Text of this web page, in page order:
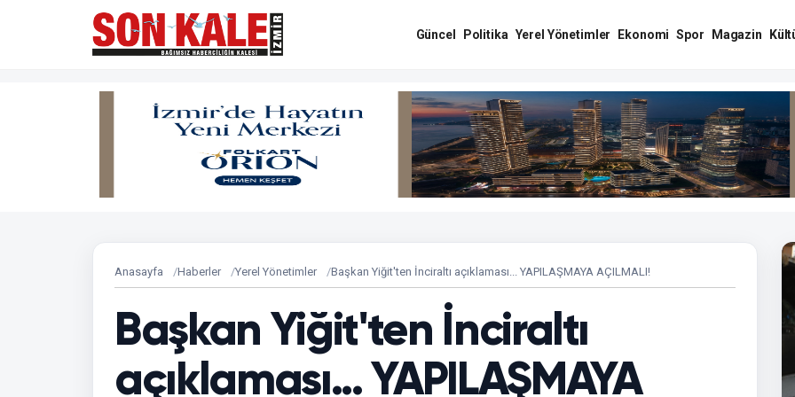
Güncel Politika Yerel Yönetimler Ekonomi Spor Magazin
Anasayfa Haberler Yerel Yönetimler Başkan Yiğit'ten İnciraltı açıklaması... YAPILAŞMAYA AÇILMALI!
Başkan Yiğit'ten İnciraltı
açıklaması... YAPILAŞMAYA